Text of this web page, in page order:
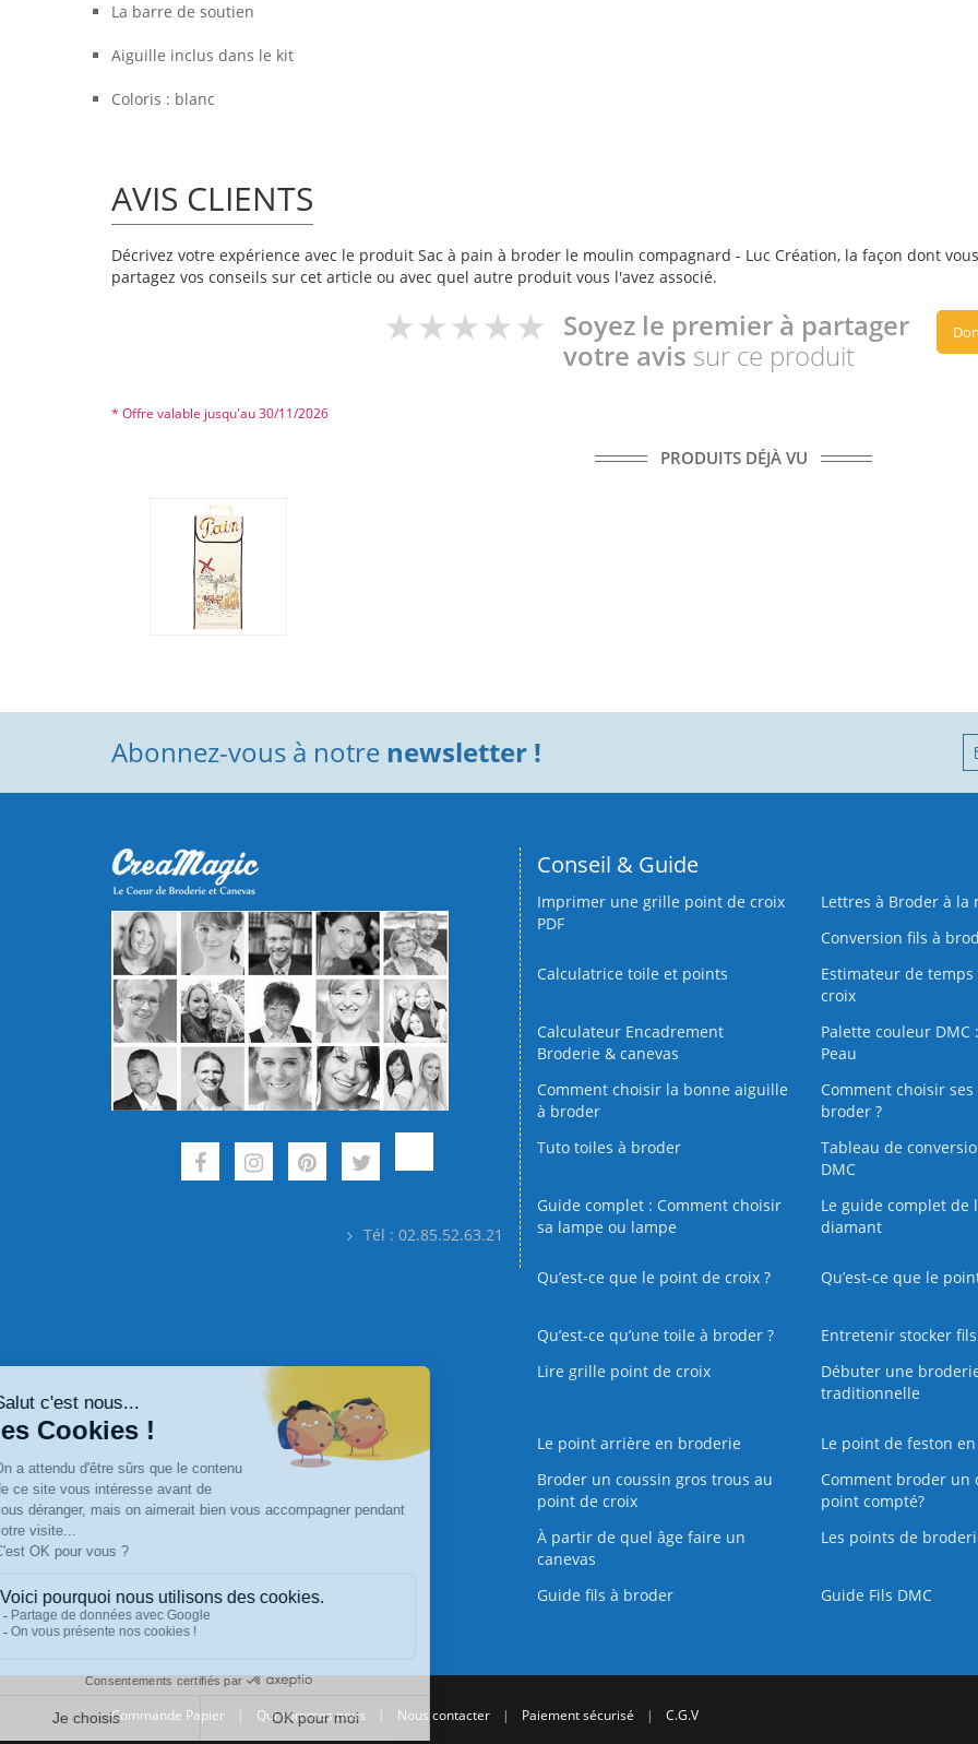
La barre de soutien
Aiguille inclus dans le kit
Coloris : blanc
AVIS CLIENTS
Décrivez votre expérience avec le produit Sac à pain à broder le moulin compagnard - Luc Création, la façon dont
partagez vos conseils sur cet article ou avec quel autre produit vous l'avez associé.
Soyez le premier à partager
votre avis sur ce produit
* Offre valable jusqu'au 30/11/2026
PRODUITS DÉJÀ VU
Abonnez-vous à notre newsletter !
Tél : 02.85.52.63.21
Conseil & Guide
Imprimer une grille point de croix
PDF
Lettres à Broder à la
Conversion fils à
Calculatrice toile et points
Estimateur de temps
croix
Calculateur Encadrement
Broderie & canevas
Palette couleur DMC
Peau
Comment choisir la bonne aiguille
à broder
Comment choisir ses
broder ?
Tuto toiles à broder
Tableau de
DMC
Guide complet : Comment choisir
sa lampe ou lampe
Le guide complet de
diamant
Qu’est-ce que le point de croix ?
Qu’est-ce que le
Qu’est‑ce qu’une toile à broder ?
Entretenir stocker
Lire grille point de croix
Débuter une
traditionnelle
Le point arrière en broderie
Le point de feston
Broder un coussin gros trous au
point de croix
Comment broder un
point compté?
À partir de quel âge faire un
canevas
Les points de
Guide fils à broder
Guide Fils DMC
Commande Papier | Qui sommes nous | Nous contacter | Paiement sécurisé | C.G.V